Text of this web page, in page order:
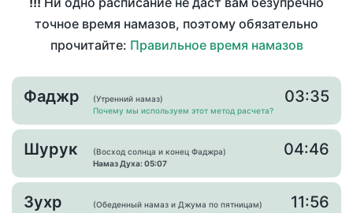
точное время намазов, поэтому обязательно
прочитайте: Правильное время намазов
Фаджр
(Утренний намаз)
Почему мы используем этот метод расчета?
03:35
Шурук
(Восход солнца и конец Фаджра)
Намаз Духа: 05:07
04:46
Зухр (Обеденный намаз и Джума по пятницам) 11:56